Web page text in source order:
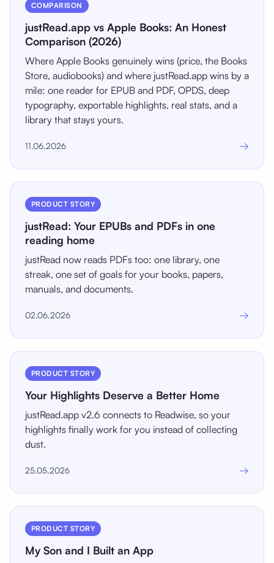
COMPARISON
justRead.app vs Apple Books: An Honest
Comparison (2026)
Where Apple Books genuinely wins (price, the Books
Store, audiobooks) and where justRead.app wins by a
mile: one reader for EPUB and PDF, OPDS, deep
typography, exportable highlights, real stats, and a
library that stays yours.
11.06.2026 →
PRODUCT STORY
justRead: Your EPUBs and PDFs in one
reading home
justRead now reads PDFs too: one library, one
streak, one set of goals for your books, papers,
manuals, and documents.
02.06.2026 →
PRODUCT STORY
Your Highlights Deserve a Better Home
justRead.app v2.6 connects to Readwise, so your
highlights finally work for you instead of collecting
dust.
25.05.2026 →
PRODUCT STORY
My Son and I Built an App